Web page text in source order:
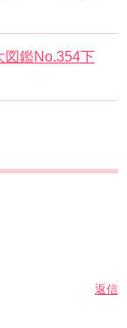
図鑑No.354下
返信